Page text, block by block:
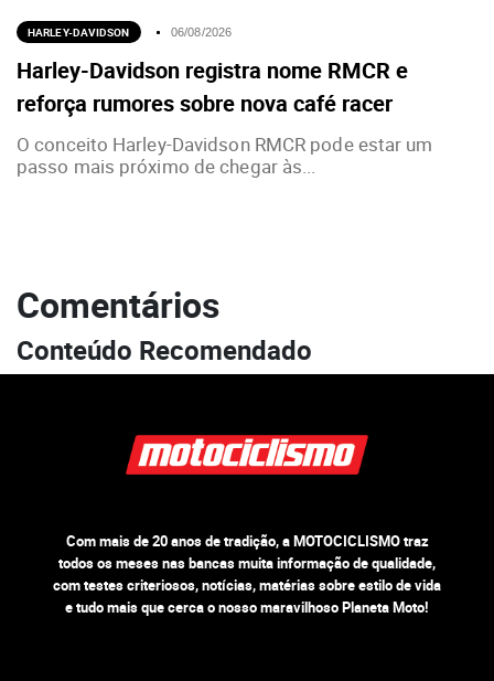
HARLEY-DAVIDSON 06/08/2026
Harley-Davidson registra nome RMCR e
reforça rumores sobre nova café racer
O conceito Harley-Davidson RMCR pode estar um
passo mais próximo de chegar às...
Comentários
Conteúdo Recomendado
Com mais de 20 anos de tradição, a MOTOCICLISMO traz
todos os meses nas bancas muita informação de qualidade,
com testes criteriosos, notícias, matérias sobre estilo de vida
e tudo mais que cerca o nosso maravilhoso Planeta Moto!